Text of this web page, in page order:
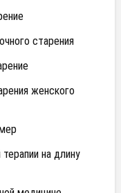
старения
женского
на длину